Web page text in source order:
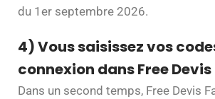
du 1er septembre 2026.
4) Vous saisissez vos
connexion dans Free
Dans un second temps, Free Devis